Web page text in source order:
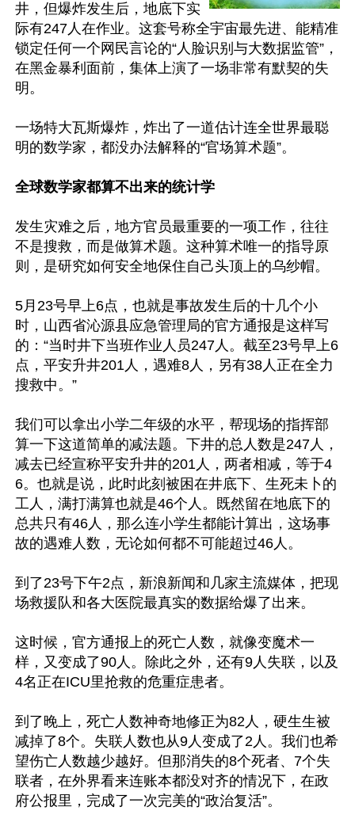
井，但爆炸发生后，地底下实
际有247人在作业。这套号称全宇宙最先进、能精准
锁定任何一个网民言论的“人脸识别与大数据监管”，
在黑金暴利面前，集体上演了一场非常有默契的失
明。
一场特大瓦斯爆炸，炸出了一道估计连全世界最聪
明的数学家，都没办法解释的“官场算术题”。
全球数学家都算不出来的统计学
发生灾难之后，地方官员最重要的一项工作，往往
不是搜救，而是做算术题。这种算术唯一的指导原
则，是研究如何安全地保住自己头顶上的乌纱帽。
5月23号早上6点，也就是事故发生后的十几个小
时，山西省沁源县应急管理局的官方通报是这样写
的：“当时井下当班作业人员247人。截至23号早上6
点，平安升井201人，遇难8人，另有38人正在全力
搜救中。”
我们可以拿出小学二年级的水平，帮现场的指挥部
算一下这道简单的减法题。下井的总人数是247人，
减去已经宣称平安升井的201人，两者相减，等于4
6。也就是说，此时此刻被困在井底下、生死未卜的
工人，满打满算也就是46个人。既然留在地底下的
总共只有46人，那么连小学生都能计算出，这场事
故的遇难人数，无论如何都不可能超过46人。
到了23号下午2点，新浪新闻和几家主流媒体，把现
场救援队和各大医院最真实的数据给爆了出来。
这时候，官方通报上的死亡人数，就像变魔术一
样，又变成了90人。除此之外，还有9人失联，以及
4名正在ICU里抢救的危重症患者。
到了晚上，死亡人数神奇地修正为82人，硬生生被
减掉了8个。失联人数也从9人变成了2人。我们也希
望伤亡人数越少越好。但那消失的8个死者、7个失
联者，在外界看来连账本都没对齐的情况下，在政
府公报里，完成了一次完美的“政治复活”。